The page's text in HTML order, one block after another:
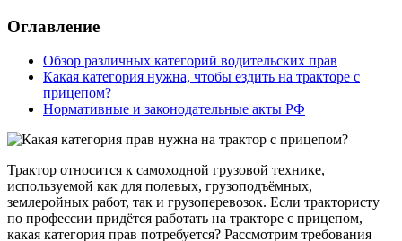
Оглавление
Обзор различных категорий водительских прав
Какая категория нужна, чтобы ездить на тракторе с
прицепом?
Нормативные и законодательные акты РФ
Трактор относится к самоходной грузовой технике,
используемой как для полевых, грузоподъёмных,
землеройных работ, так и грузоперевозок. Если трактористу
по профессии придётся работать на тракторе с прицепом,
какая категория прав потребуется? Рассмотрим требования